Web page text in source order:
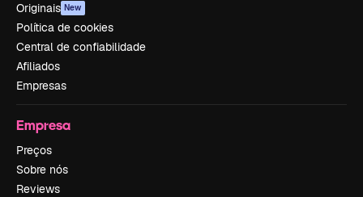
Originais New
Política de cookies
Central de confiabilidade
Afiliados
Empresas
Empresa
Preços
Sobre nós
Reviews